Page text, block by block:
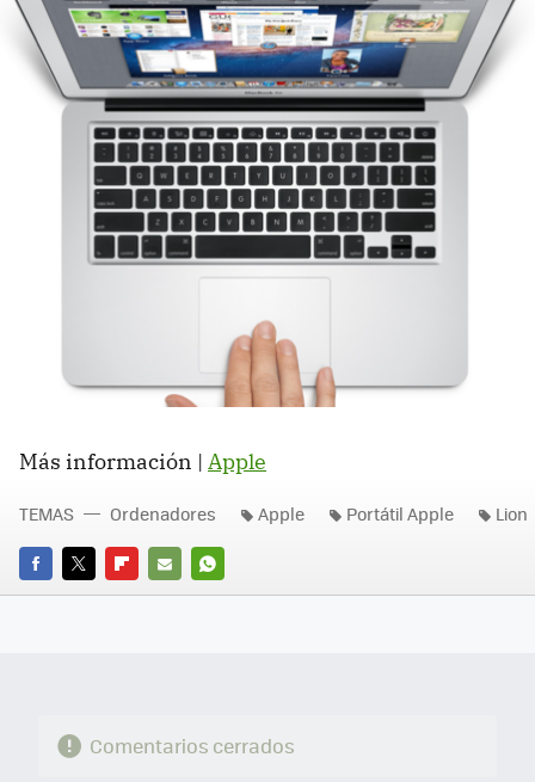
Más información | Apple
FACEBOOK
TWITTERFLIPBOARD
E-
WHATSAPP
TEMAS Ordenadores Apple Portátil Apple Lion
Comentarios cerrados